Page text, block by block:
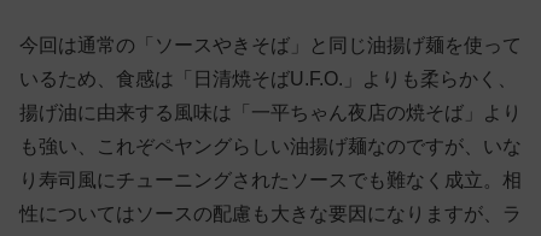
今回は通常の「ソースやきそば」と同じ油揚げ麺を使って
いるため、食感は「日清焼そばU.F.O.」よりも柔らかく、
揚げ油に由来する風味は「一平ちゃん夜店の焼そば」より
も強い、これぞペヤングらしい油揚げ麺なのですが、いな
り寿司風にチューニングされたソースでも難なく成立。相
性についてはソースの配慮も大きな要因になりますが、ラ